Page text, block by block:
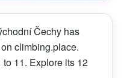
Čechy has
climbing.place.
11. Explore its 12